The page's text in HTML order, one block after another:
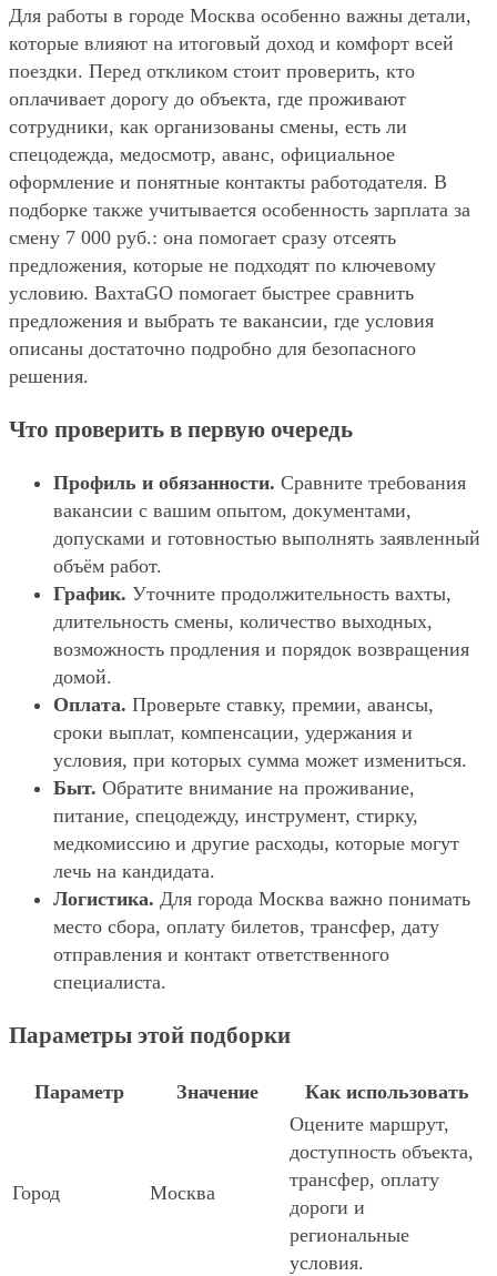
Для работы в городе Москва особенно важны детали,
которые влияют на итоговый доход и комфорт всей
поездки. Перед откликом стоит проверить, кто
оплачивает дорогу до объекта, где проживают
сотрудники, как организованы смены, есть ли
спецодежда, медосмотр, аванс, официальное
оформление и понятные контакты работодателя. В
подборке также учитывается особенность зарплата за
смену 7 000 руб.: она помогает сразу отсеять
предложения, которые не подходят по ключевому
условию. ВахтаGO помогает быстрее сравнить
предложения и выбрать те вакансии, где условия
описаны достаточно подробно для безопасного
решения.
Что проверить в первую очередь
Профиль и обязанности. Сравните требования
вакансии с вашим опытом, документами,
допусками и готовностью выполнять заявленный
объём работ.
График. Уточните продолжительность вахты,
длительность смены, количество выходных,
возможность продления и порядок возвращения
домой.
Оплата. Проверьте ставку, премии, авансы,
сроки выплат, компенсации, удержания и
условия, при которых сумма может измениться.
Быт. Обратите внимание на проживание,
питание, спецодежду, инструмент, стирку,
медкомиссию и другие расходы, которые могут
лечь на кандидата.
Логистика. Для города Москва важно понимать
место сбора, оплату билетов, трансфер, дату
отправления и контакт ответственного
специалиста.
Параметры этой подборки
Параметр Значение Как использовать
Город Москва
Оцените маршрут,
доступность объекта,
трансфер, оплату
дороги и
региональные
условия.